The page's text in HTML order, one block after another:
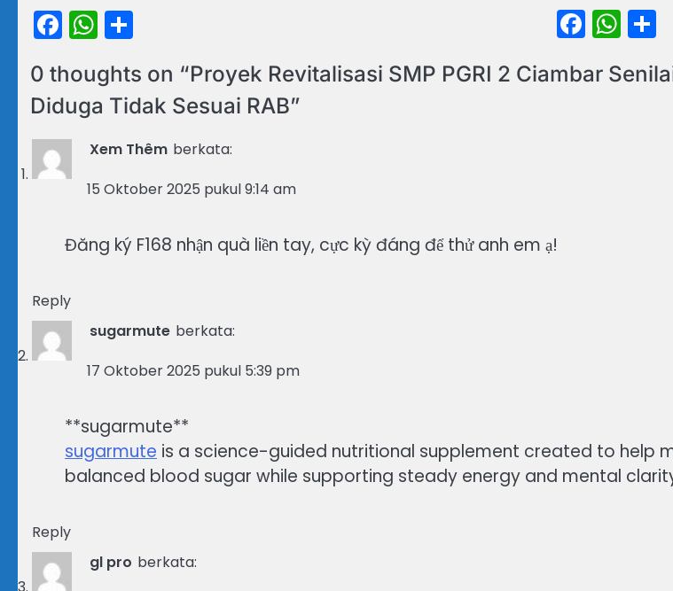
Facebook
WhatsApp
0 thoughts on “Proyek Revitalisasi SMP PGRI 2 Ciambar
Diduga Tidak Sesuai RAB”
Xem Thêm berkata:
15 Oktober 2025 pukul 9:14 am
Đăng ký F168 nhận quà liền tay, cực kỳ đáng để thử anh em ạ!
Reply
sugarmute berkata:
17 Oktober 2025 pukul 5:39 pm
**sugarmute**
sugarmute is a science-guided nutritional supplement created to help
balanced blood sugar while supporting steady energy and mental
Reply
gl pro berkata: